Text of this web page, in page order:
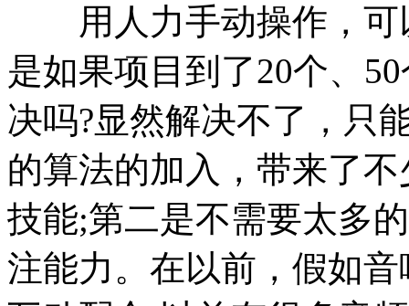
用人力手动操作，可
是如果项目到了20个、
决吗?显然解决不了，只
的算法的加入，带来了
技能;第二是不需要太多
注能力。在以前，假如